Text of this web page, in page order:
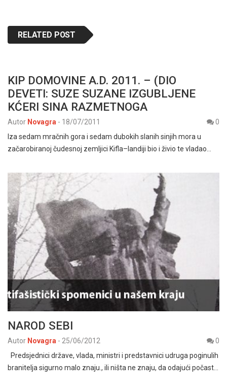
RELATED POST
KIP DOMOVINE A.D. 2011. – (DIO
DEVETI: SUZE SUZANE IZGUBLJENE
KĆERI SINA RAZMETNOGA
Autor Novagra - 18/07/2011
0
Iza sedam mračnih gora i sedam dubokih slanih sinjih mora u
začarobiranoj čudesnoj zemljici Kifla–landiji bio i živio te vladao…
NAROD SEBI
Autor Novagra - 25/06/2012
0
Predsjednici države, vlada, ministri i predstavnici udruga poginulih
branitelja sigurno malo znaju., ili ništa ne znaju, da odajući počast…